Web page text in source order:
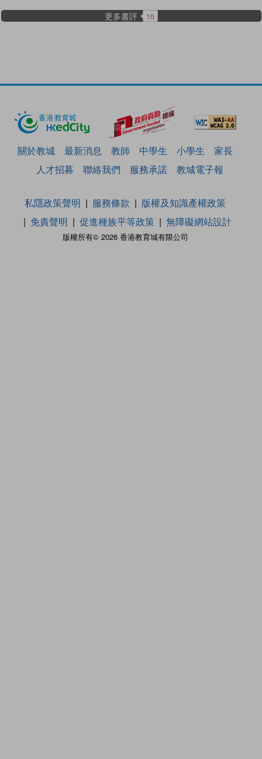
更多書評 10
關於教城 最新消息 教師 中學生 小學生
家長
人才招募
聯絡我們 服務承諾 教城電子報
版權所有© 2026 香港教育城有限公司
私隱政策聲明 服務條款
版權及知識產權政策
免責聲明
促進種族平等政策 無障礙網站設計